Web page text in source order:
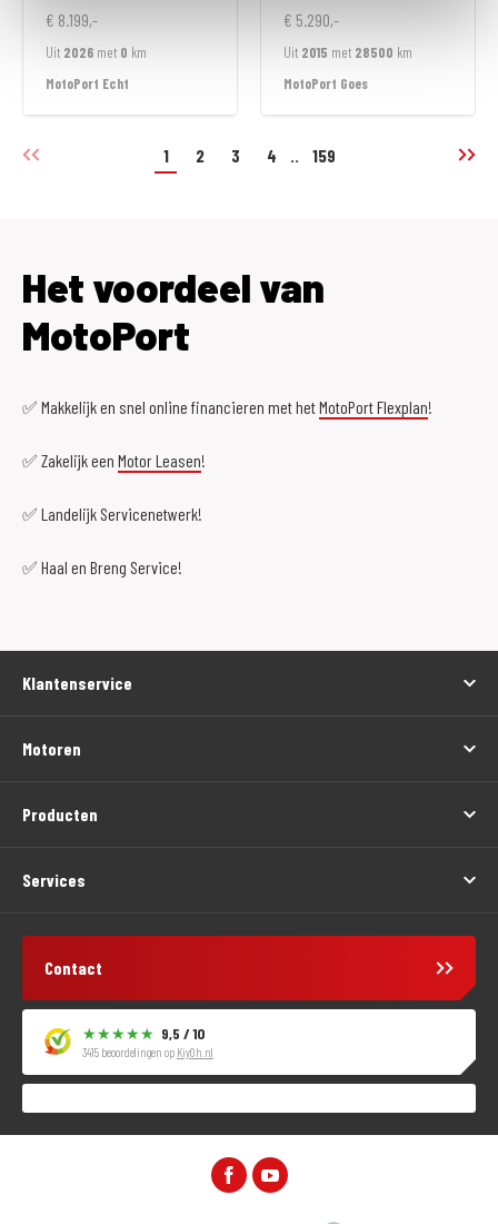
€ 8.199,-
Uit 2026 met 0 km
MotoPort Echt
€ 5.290,-
Uit 2015 met 28500 km
MotoPort Goes
1 2 3 4 .. 159
Het voordeel van
MotoPort
✅ Makkelijk en snel online financieren met hetMotoPort Flexplan!
✅ Zakelijk een Motor Leasen!
✅ Landelijk Servicenetwerk!
✅ Haal en Breng Service!
Klantenservice
Motoren
Producten
Services
Contact
9,5 / 10
3415 beoordelingen op KiyOh.nl